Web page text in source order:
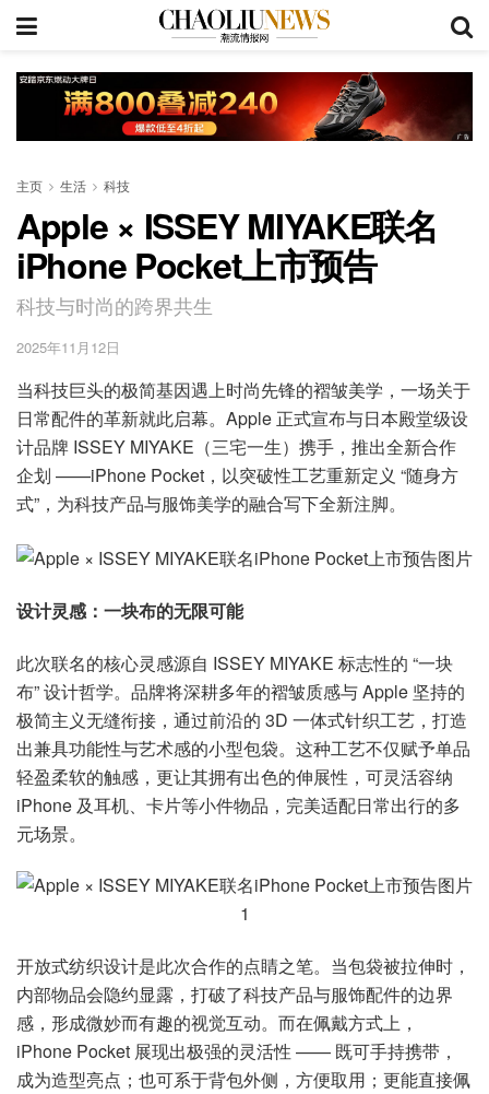
主页 生活 科技
Apple × ISSEY MIYAKE联名
iPhone Pocket上市预告
科技与时尚的跨界共生
2025年11月12日
当科技巨头的极简基因遇上时尚先锋的褶皱美学，一场关于
日常配件的革新就此启幕。Apple 正式宣布与日本殿堂级设
计品牌 ISSEY MIYAKE（三宅一生）携手，推出全新合作
企划 ——iPhone Pocket，以突破性工艺重新定义 “随身方
式”，为科技产品与服饰美学的融合写下全新注脚。
设计灵感：一块布的无限可能
此次联名的核心灵感源自 ISSEY MIYAKE 标志性的 “一块
布” 设计哲学。品牌将深耕多年的褶皱质感与 Apple 坚持的
极简主义无缝衔接，通过前沿的 3D 一体式针织工艺，打造
出兼具功能性与艺术感的小型包袋。这种工艺不仅赋予单品
轻盈柔软的触感，更让其拥有出色的伸展性，可灵活容纳
iPhone 及耳机、卡片等小件物品，完美适配日常出行的多
元场景。
开放式纺织设计是此次合作的点睛之笔。当包袋被拉伸时，
内部物品会隐约显露，打破了科技产品与服饰配件的边界
感，形成微妙而有趣的视觉互动。而在佩戴方式上，
iPhone Pocket 展现出极强的灵活性 —— 既可手持携带，
成为造型亮点；也可系于背包外侧，方便取用；更能直接佩